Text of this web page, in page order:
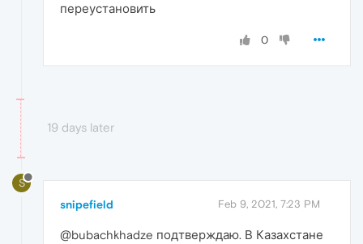
переустановить
0
19 days later
S
snipefield Feb 9, 2021, 7:23 PM
@bubachkhadze подтверждаю. В Казахстане